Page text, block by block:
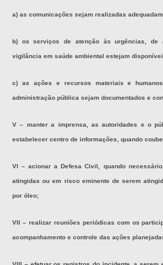
a) as comunicações sejam realizadas
b) os serviços de atenção às urgências, de
vigilância em saúde ambiental estejam
c) as ações e recursos materiais e
administração pública sejam documentados e
V – manter a imprensa, as autoridades e o
estabelecer centro de informações, quando
VI – acionar a Defesa Civil, quando
atingidas ou em risco eminente de serem
por óleo;
VII – realizar reuniões periódicas com os
acompanhamento e controle das ações